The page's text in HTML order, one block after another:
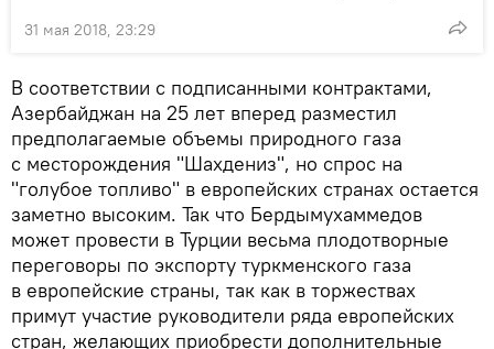
31 мая 2018, 23:29
В соответствии с подписанными контрактами,
Азербайджан на 25 лет вперед разместил
предполагаемые объемы природного газа
с месторождения "Шахдениз", но спрос на
"голубое топливо" в европейских странах остается
заметно высоким. Так что Бердымухаммедов
может провести в Турции весьма плодотворные
переговоры по экспорту туркменского газа
в европейские страны, так как в торжествах
примут участие руководители ряда европейских
стран, желающих приобрести дополнительные